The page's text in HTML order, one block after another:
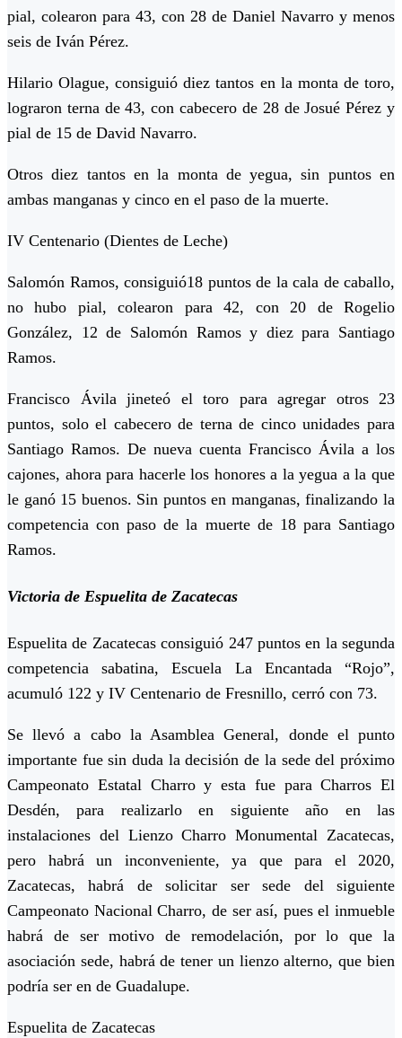
pial, colearon para 43, con 28 de Daniel Navarro y menos
seis de Iván Pérez.
Hilario Olague, consiguió diez tantos en la monta de toro,
lograron terna de 43, con cabecero de 28 de Josué Pérez y
pial de 15 de David Navarro.
Otros diez tantos en la monta de yegua, sin puntos en
ambas manganas y cinco en el paso de la muerte.
IV Centenario (Dientes de Leche)
Salomón Ramos, consiguió18 puntos de la cala de caballo,
no hubo pial, colearon para 42, con 20 de Rogelio
González, 12 de Salomón Ramos y diez para Santiago
Ramos.
Francisco Ávila jineteó el toro para agregar otros 23
puntos, solo el cabecero de terna de cinco unidades para
Santiago Ramos. De nueva cuenta Francisco Ávila a los
cajones, ahora para hacerle los honores a la yegua a la que
le ganó 15 buenos. Sin puntos en manganas, finalizando la
competencia con paso de la muerte de 18 para Santiago
Ramos.
Victoria de Espuelita de Zacatecas
Espuelita de Zacatecas consiguió 247 puntos en la segunda
competencia sabatina, Escuela La Encantada “Rojo”,
acumuló 122 y IV Centenario de Fresnillo, cerró con 73.
Se llevó a cabo la Asamblea General, donde el punto
importante fue sin duda la decisión de la sede del próximo
Campeonato Estatal Charro y esta fue para Charros El
Desdén, para realizarlo en siguiente año en las
instalaciones del Lienzo Charro Monumental Zacatecas,
pero habrá un inconveniente, ya que para el 2020,
Zacatecas, habrá de solicitar ser sede del siguiente
Campeonato Nacional Charro, de ser así, pues el inmueble
habrá de ser motivo de remodelación, por lo que la
asociación sede, habrá de tener un lienzo alterno, que bien
podría ser en de Guadalupe.
Espuelita de Zacatecas